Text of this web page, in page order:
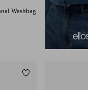
Washbag
Tilføj til favoritter